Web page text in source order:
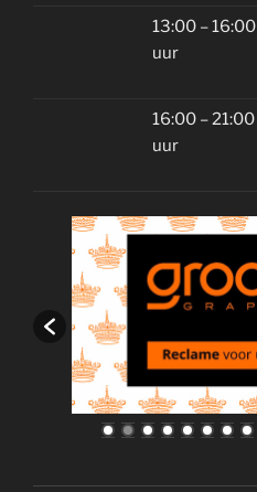
13:00 – 16:00
uur
16:00 – 21:00
uur